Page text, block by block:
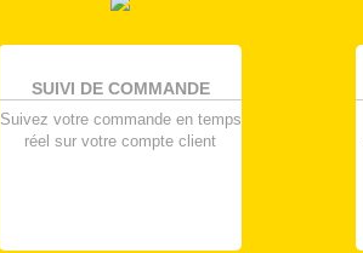
SUIVI DE COMMANDE
Suivez votre commande en temps
réel sur votre compte client